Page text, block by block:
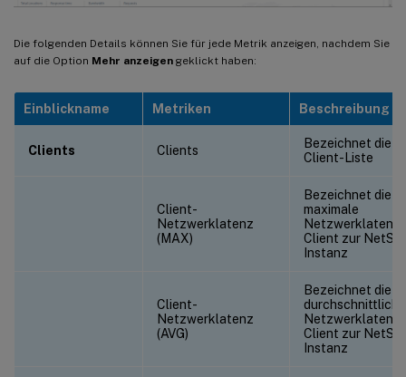
Die folgenden Details können Sie für jede Metrik anzeigen, nachdem Sie
auf die Option Mehr anzeigen geklickt haben:
Einblickname Metriken Beschreibung
Clients Clients
Bezeichnet die
Client-Liste
Client-
Netzwerklatenz
(MAX)
Bezeichnet die
maximale
Netzwerklatenz
Client zur
Instanz
Client-
Netzwerklatenz
(AVG)
Bezeichnet die
durchschnittliche
Netzwerklatenz
Client zur
Instanz